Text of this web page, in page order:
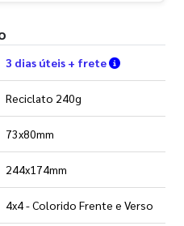
3 dias úteis + frete Verifique
Reciclato 240g
73x80mm
244x174mm
4x4 - Colorido Frente e Verso